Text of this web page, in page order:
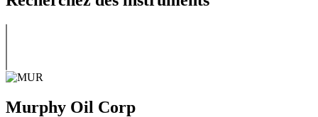
Murphy Oil Corp